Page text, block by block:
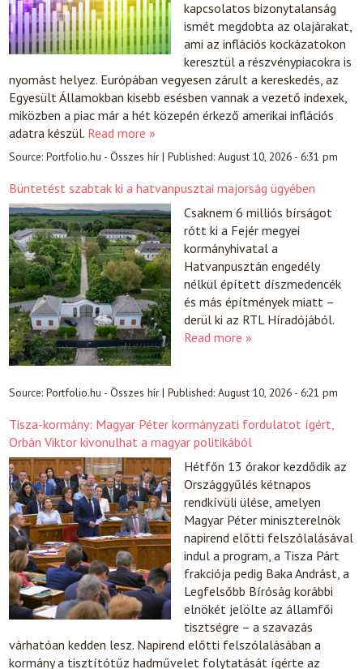
kapcsolatos bizonytalanság
ismét megdobta az olajárakat,
ami az inflációs kockázatokon
keresztül a részvénypiacokra is
nyomást helyez. Európában vegyesen zárult a kereskedés, az
Egyesült Államokban kisebb esésben vannak a vezető indexek,
miközben a piac már a hét közepén érkező amerikai inflációs
adatra készül. Read more »
Source:Portfolio.hu - Összes hír|Published:August 10, 2026 - 6:31 pm
Büntetést szabtak ki a hatvanpusztai majorság ügyében
Csaknem 6 milliós bírságot
rótt ki a Fejér megyei
kormányhivatal a
Hatvanpusztán engedély
nélkül épített díszmedencék
és más építmények miatt –
derül ki az RTL Híradójából.
Read more »
Source:Portfolio.hu - Összes hír|Published:August 10, 2026 - 6:21 pm
Tisza-kormány: Magyar Péter kormányzati fordulatot ígért,
Orbán Viktor kivonulhat a magyar politikából
Hétfőn 13 órakor kezdődik az
Országgyűlés kétnapos
rendkívüli ülése, amelyen
Magyar Péter miniszterelnök
napirend előtti felszólalásával
indul a program, a Tisza Párt
frakciója pedig Baka Andrást, a
Legfelsőbb Bíróság korábbi
elnökét jelölte az államfői
tisztségre – a szavazás
várhatóan kedden lesz. Napirend előtti felszólalásában a
kormány a tisztítótűz hadművelet folytatását ígérte az